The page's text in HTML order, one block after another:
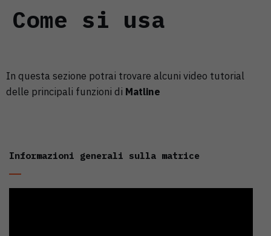
Come si usa
In questa sezione potrai trovare alcuni video tutorial
delle principali funzioni di Matline
Informazioni generali sulla matrice